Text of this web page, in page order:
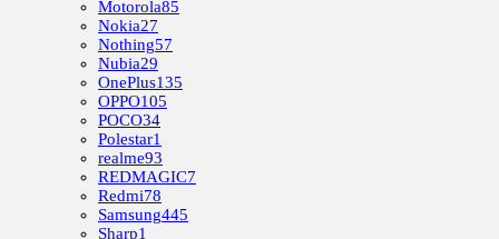
Motorola85
Nokia27
Nothing57
Nubia29
OnePlus135
OPPO105
POCO34
Polestar1
realme93
REDMAGIC7
Redmi78
Samsung445
Sharp1